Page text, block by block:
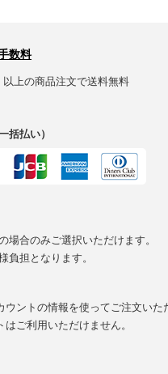
数料
上の商品注文で送料無料
括払い）
場合のみご選択いただけます。
負担となります。
ントの情報を使ってご注文いた
ご利用いただけません。